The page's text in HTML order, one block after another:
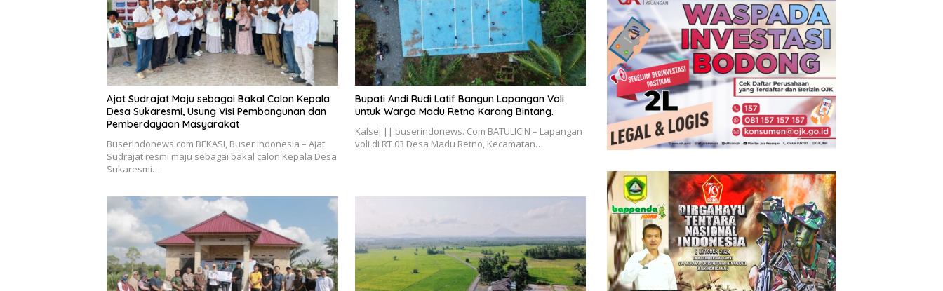
Ajat Sudrajat Maju sebagai Bakal Calon Kepala
Desa Sukaresmi, Usung Visi Pembangunan dan
Pemberdayaan Masyarakat
Buserindonews.com BEKASI, Buser Indonesia – Ajat
Sudrajat resmi maju sebagai bakal calon Kepala Desa
Sukaresmi…
Bupati Andi Rudi Latif Bangun Lapangan Voli
untuk Warga Madu Retno Karang Bintang.
Kalsel || buserindonews. Com BATULICIN – Lapangan
voli di RT 03 Desa Madu Retno, Kecamatan…